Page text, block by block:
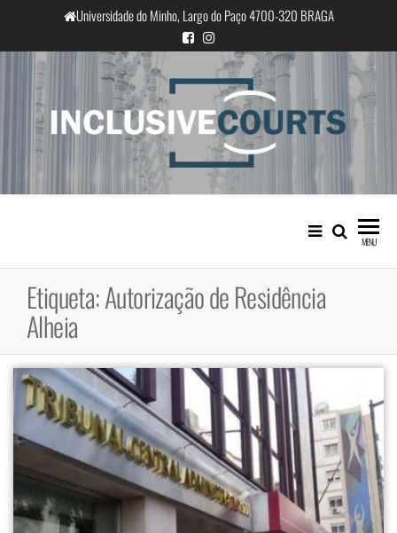
o
conteúdo
Universidade do Minho, Largo do Paço 4700-320 BRAGA
InclusiveCourts
Igualdade e diferença cultural na
prática judicial portuguesa
MENU
Etiqueta:Autorização de Residência
Alheia